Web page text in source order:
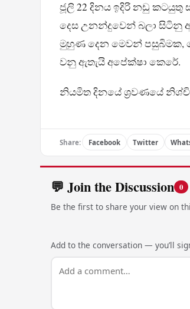
ජූලි 22 දිනය ඉදිරි නඩු
දෙස උනන්දුවෙන් බලා සිටිනු
මුහුණ දෙන මෙවන් පසුබිමක,
වනු ඇතැයි අපේක්ෂා කෙරේ.
නියමිත දිනයේ ශ්‍රවණයේ
Share: Facebook Twitter
💬 Join the Discussion 0
Be the first to share your view on
Add to the conversation — you’ll